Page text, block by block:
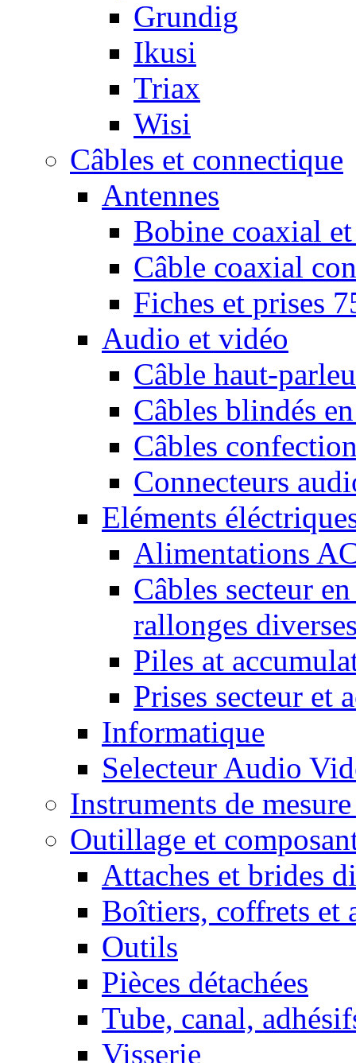
Grundig
Ikusi
Triax
Wisi
Câbles et connectique
Antennes
Bobine coaxial
Câble coaxial
Fiches et prises
Audio et vidéo
Câble haut-
Câbles blindés
Câbles
Connecteurs
Eléments
Alimentations
Câbles secteur
rallonges
Piles at
Prises secteur et
Informatique
Selecteur Audio
Instruments de
Outillage et
Attaches et brides
Boîtiers, coffrets et
Outils
Pièces détachées
Tube, canal,
Visserie